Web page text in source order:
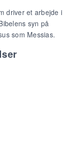
driver et arbejde i
syn på
som Messias.